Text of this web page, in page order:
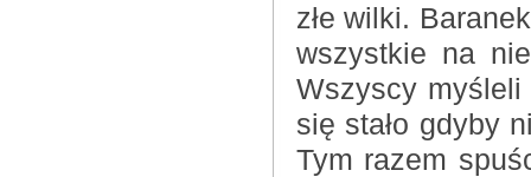
złe wilki.
wszystkie na
Wszyscy
się stało gdyby
Tym razem